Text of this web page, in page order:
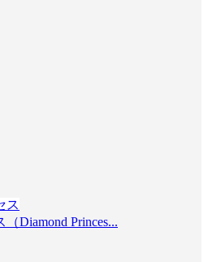
Diamond Princes...